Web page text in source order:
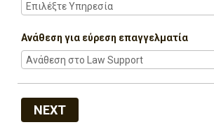
Ανάθεση για εύρεση επαγγελματία
NEXT